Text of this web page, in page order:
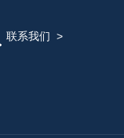
联系我们 >